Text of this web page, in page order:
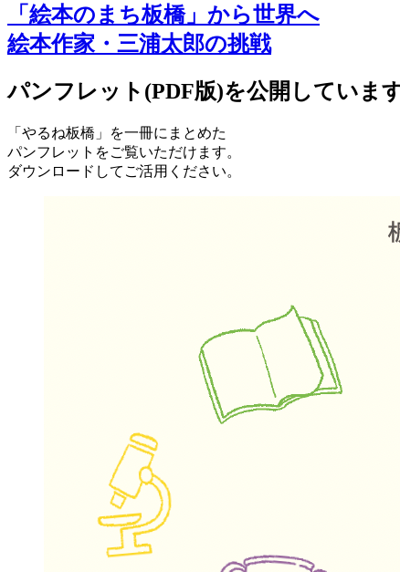
「絵本のまち板橋」から世界へ
絵本作家・三浦太郎の挑戦
パンフレット(PDF版)を公開していま
「やるね板橋」を一冊にまとめた
パンフレットをご覧いただけます。
ダウンロードしてご活用ください。